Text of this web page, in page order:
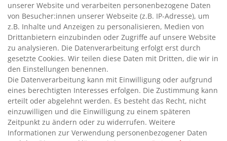
>
HANDPUMPEN FÜR ÖLE
>
TANKANLAGEN
>
ADBLUE® BETANKUNG
INFORMATIONEN
>
FAQ
>
VERTRAG WIDERRUFEN
>
WIDERRUFSRECHT
unserer Website und verarbeiten personenbezogene Daten
von Besucher:innen unserer Webseite (z.B. IP-Adresse), um
z.B. Inhalte und Anzeigen zu personalisieren, Medien von
Drittanbietern einzubinden oder Zugriffe auf unsere Website
zu analysieren. Die Datenverarbeitung erfolgt erst durch
gesetzte Cookies. Wir teilen diese Daten mit Dritten, die wir in
den Einstellungen benennen.
Die Datenverarbeitung kann mit Einwilligung oder aufgrund
eines berechtigten Interesses erfolgen. Die Zustimmung kann
erteilt oder abgelehnt werden. Es besteht das Recht, nicht
einzuwilligen und die Einwilligung zu einem späteren
Zeitpunkt zu ändern oder zu widerrufen. Weitere
Informationen zur Verwendung personenbezogener Daten